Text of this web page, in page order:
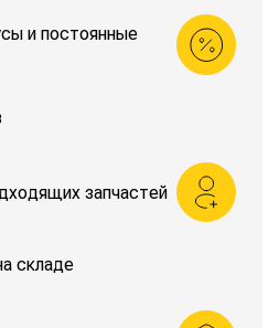
и постоянные
запчастей
складе